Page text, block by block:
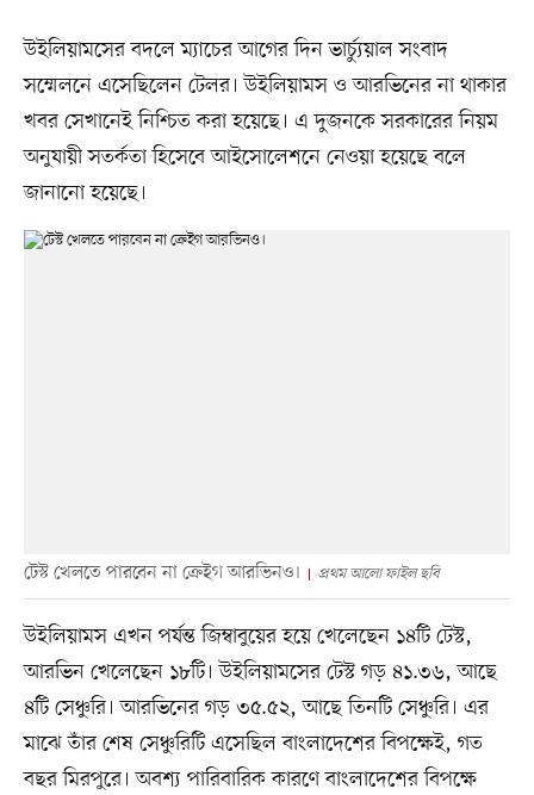
উইলিয়ামসের বদলে ম্যাচের আগের দিন ভার্চ্যুয়াল সংবাদ
সম্মেলনে এসেছিলেন টেলর। উইলিয়ামস ও আরভিনের না থাকার
খবর সেখানেই নিশ্চিত করা হয়েছে। এ দুজনকে সরকারের নিয়ম
অনুযায়ী সতর্কতা হিসেবে আইসোলেশনে নেওয়া হয়েছে বলে
জানানো হয়েছে।
টেস্ট খেলতে পারবেন না ক্রেইগ আরভিনও। প্রথম আলো ফাইল ছবি
উইলিয়ামস এখন পর্যন্ত জিম্বাবুয়ের হয়ে খেলেছেন ১৪টি টেস্ট,
আরভিন খেলেছেন ১৮টি। উইলিয়ামসের টেস্ট গড় ৪১.৩৬, আছে
৪টি সেঞ্চুরি। আরভিনের গড় ৩৫.৫২, আছে তিনটি সেঞ্চুরি। এর
মাঝে তাঁর শেষ সেঞ্চুরিটি এসেছিল বাংলাদেশের বিপক্ষেই, গত
বছর মিরপুরে। অবশ্য পারিবারিক কারণে বাংলাদেশের বিপক্ষে